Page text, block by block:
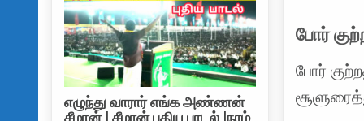
போர்
போர்
எழுந்து வாரார் எங்க அண்ணன்
சீமான் | சீமான் புதிய பாடல் |நாம்